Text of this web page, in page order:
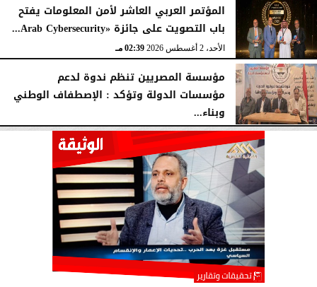
المؤتمر العربي العاشر لأمن المعلومات يفتح
باب التصويت على جائزة «Arab Cybersecurity...
الأحد، 2 أغسطس 2026 02:39 مـ
مؤسسة المصريين تنظم ندوة لدعم
مؤسسات الدولة وتؤكد : الإصطفاف الوطني
وبناء...
الأحد، 2 أغسطس 2026 10:20 صـ